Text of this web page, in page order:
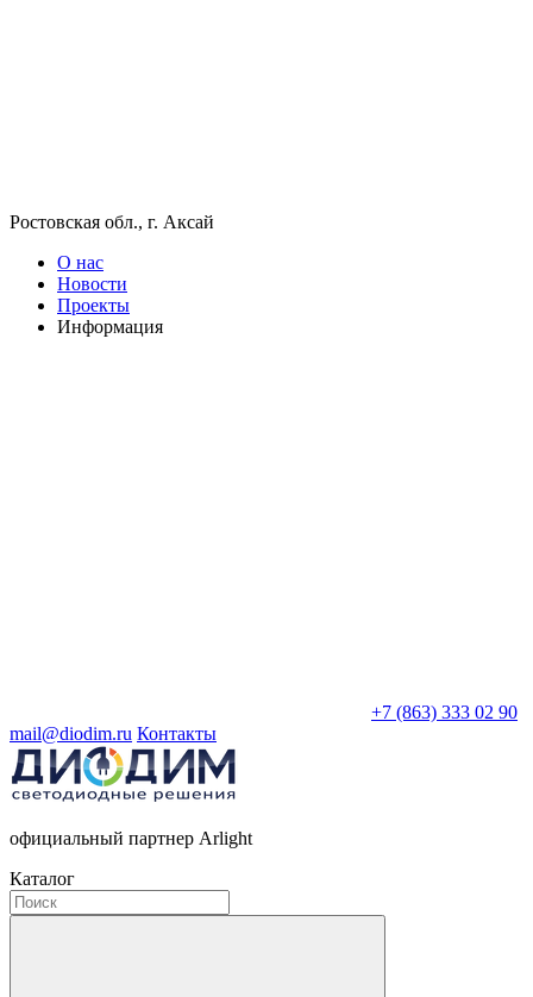
Ростовская обл., г. Аксай
О нас
Новости
Проекты
Информация
+7 (863) 333 02 90
mail@diodim.ru Контакты
официальный партнер Arlight
Каталог